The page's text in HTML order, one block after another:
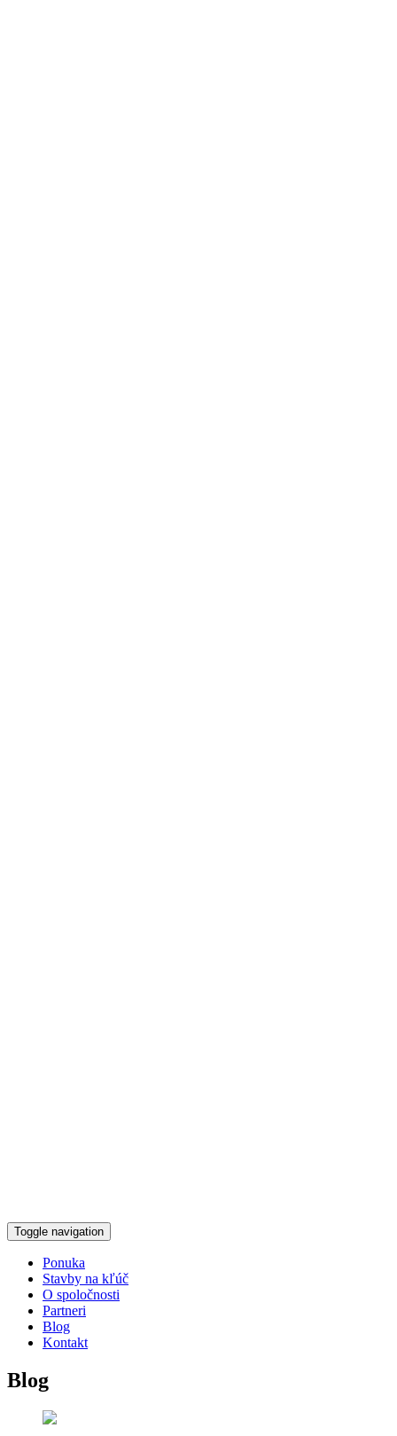
Toggle navigation
Ponuka
Stavby na kľúč
O spoločnosti
Partneri
Blog
Kontakt
Blog